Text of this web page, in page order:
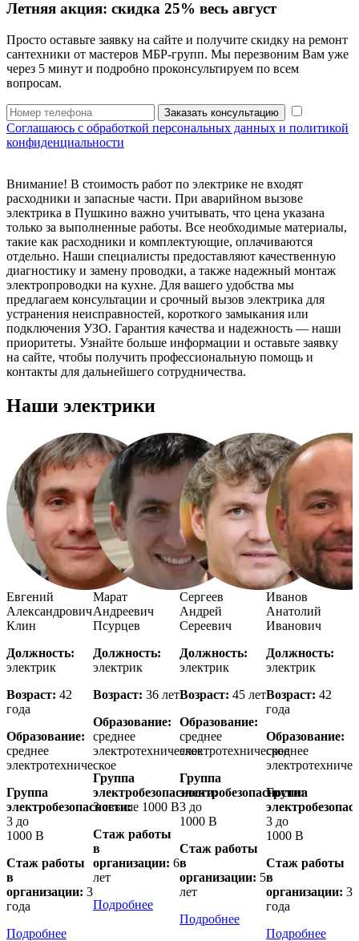
Летняя акция: скидка 25% весь август
Просто оставьте заявку на сайте и получите скидку на ремонт
сантехники от мастеров МБР-групп. Мы перезвоним Вам уже
через 5 минут и подробно проконсультируем по всем
вопросам.
Заказать консультацию
Соглашаюсь с обработкой персональных данных и политикой
конфиденциальности
Внимание! В стоимость работ по электрике не входят
расходники и запасные части. При аварийном вызове
электрика в Пушкино важно учитывать, что цена указана
только за выполненные работы. Все необходимые материалы,
такие как расходники и комплектующие, оплачиваются
отдельно. Наши специалисты предоставляют качественную
диагностику и замену проводки, а также надежный монтаж
электропроводки на кухне. Для вашего удобства мы
предлагаем консультации и срочный вызов электрика для
устранения неисправностей, короткого замыкания или
подключения УЗО. Гарантия качества и надежность — наши
приоритеты. Узнайте больше информации и оставьте заявку
на сайте, чтобы получить профессиональную помощь и
контакты для дальнейшего сотрудничества.
Наши электрики
Евгений
Александрович
Клин
Должность:
электрик
Возраст: 42
года
Образование:
среднее
электротехническое
Группа
электробезопасности:
3 до
1000 В
Стаж работы
в
организации: 3
года
Подробнее
Марат
Андреевич
Псурцев
Должность:
электрик
Возраст: 36 лет
Образование:
среднее
электротехническое
Группа
электробезопасности:
3 свыше 1000 В
Стаж работы
в
организации: 6
лет
Подробнее
Сергеев
Андрей
Сереевич
Должность:
электрик
Возраст: 45 лет
Образование:
среднее
электротехническое
Группа
электробезопасности:
3 до
1000 В
Стаж работы
в
организации: 5
лет
Подробнее
Иванов
Анатолий
Иванович
Должность:
электрик
Возраст: 42
года
Образование:
среднее
Группа
3 до
1000 В
Стаж работы
в
организации: 3
года
Подробнее